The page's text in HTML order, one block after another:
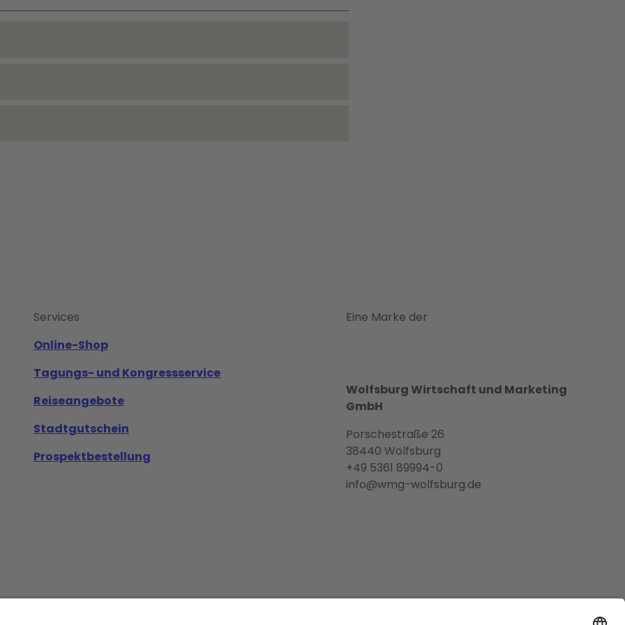
Services
Online-Shop
Tagungs- und Kongressservice
Reiseangebote
Stadtgutschein
Prospektbestellung
Eine Marke der
Wolfsburg Wirtschaft und Marketing
GmbH
Porschestraße 26
38440 Wolfsburg
+49 5361 89994-0
info@wmg-wolfsburg.de